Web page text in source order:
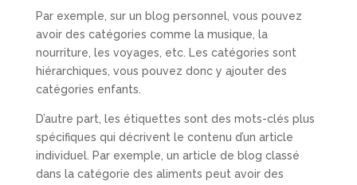
Par exemple, sur un blog personnel, vous pouvez
avoir des catégories comme la musique, la
nourriture, les voyages, etc. Les catégories sont
hiérarchiques, vous pouvez donc y ajouter des
catégories enfants.
D’autre part, les étiquettes sont des mots-clés plus
spécifiques qui décrivent le contenu d’un article
individuel. Par exemple, un article de blog classé
dans la catégorie des aliments peut avoir des